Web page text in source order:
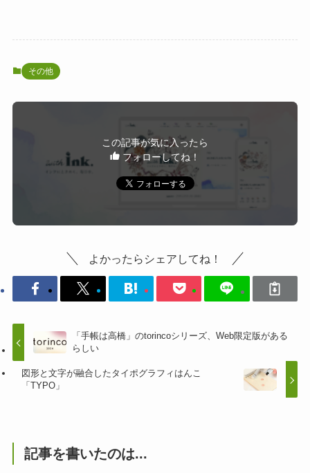
その他
この記事が気に入ったら
フォローしてね！
よかったらシェアしてね！
「手帳は高橋」のtorincoシリーズ、Web限定版がある
らしい
図形と文字が融合したタイポグラフィはんこ
「TYPO」
記事を書いたのは...